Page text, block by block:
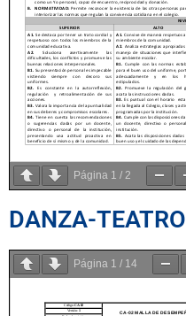
Página 1 / 2
DANZA-TEATRO
Página 1 / 14